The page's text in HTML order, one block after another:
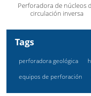
Perforadora de núcleos
circulación inversa
Tags
perforadora geológica
equipos de perforación